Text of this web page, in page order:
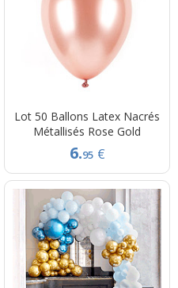
Lot 50 Ballons Latex Nacrés
Métallisés Rose Gold
6.95 €